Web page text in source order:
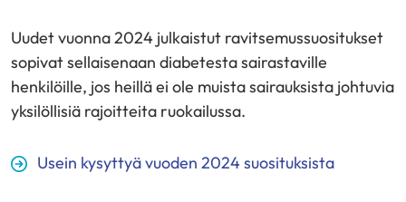
Uudet vuonna 2024 julkaistut ravitsemussuositukset
sopivat sellaisenaan diabetesta sairastaville
henkilöille, jos heillä ei ole muista sairauksista johtuvia
yksilöllisiä rajoitteita ruokailussa.
Usein kysyttyä vuoden 2024 suosituksista